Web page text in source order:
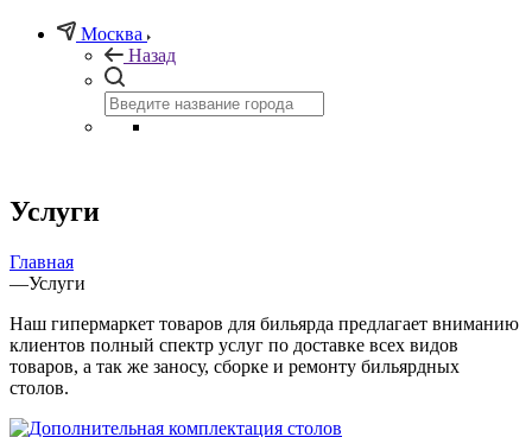
Москва
Назад
Услуги
Главная
—Услуги
Наш гипермаркет товаров для бильярда предлагает вниманию
клиентов полный спектр услуг по доставке всех видов
товаров, а так же заносу, сборке и ремонту бильярдных
столов.